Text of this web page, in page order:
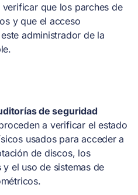
que los parches de
y que el acceso
administrador de la
de seguridad
a verificar el estado
usados para acceder a
de discos, los
el uso de sistemas de